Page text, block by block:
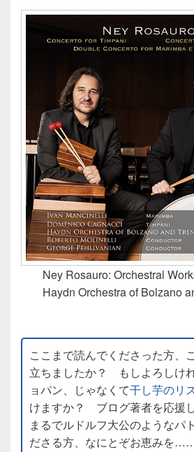
Ney Rosauro: Orchestral
Haydn Orchestra of Bolzano
ここまで読んでくださった方、
立ちましたか？ もしよろしけ
ョパン、じゃなくて干し芋のリ
けますか？ ブログ著者を応援し
まるでルドルフ大公のようなパ
ださる方、なにとぞお恵みを